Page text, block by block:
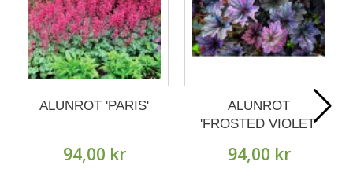
ALUNROT 'PARIS'
94,00 kr
ALUNROT
'FROSTED VIOLET'
94,00 kr